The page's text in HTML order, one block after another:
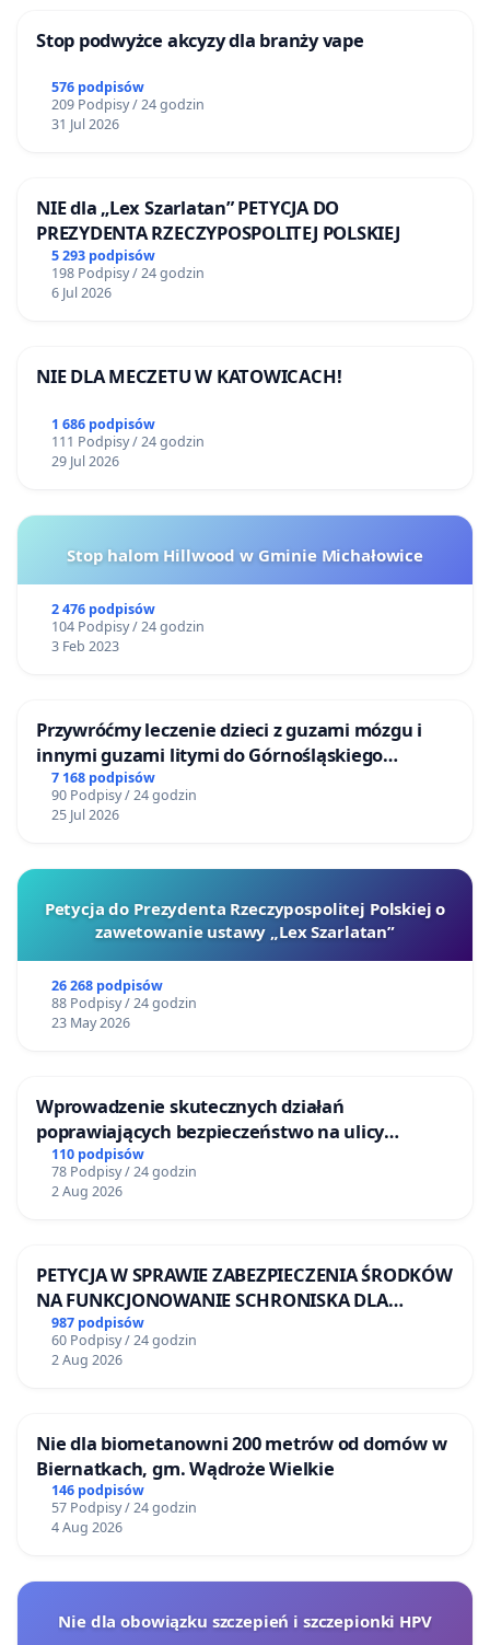
Stop podwyżce akcyzy dla branży vape
576 podpisów
209 Podpisy / 24 godzin
31 Jul 2026
NIE dla „Lex Szarlatan” PETYCJA DO
PREZYDENTA RZECZYPOSPOLITEJ POLSKIEJ
5 293 podpisów
198 Podpisy / 24 godzin
6 Jul 2026
NIE DLA MECZETU W KATOWICACH!
1 686 podpisów
111 Podpisy / 24 godzin
29 Jul 2026
Stop halom Hillwood w Gminie Michałowice
2 476 podpisów
104 Podpisy / 24 godzin
3 Feb 2023
Przywróćmy leczenie dzieci z guzami mózgu i
innymi guzami litymi do Górnośląskiego
Centrum Zdrowia Dziecka w Katowicach
7 168 podpisów
90 Podpisy / 24 godzin
25 Jul 2026
Petycja do Prezydenta Rzeczypospolitej Polskiej o
zawetowanie ustawy „Lex Szarlatan”
26 268 podpisów
88 Podpisy / 24 godzin
23 May 2026
Wprowadzenie skutecznych działań
poprawiających bezpieczeństwo na ulicy
Żeromskiego w Otwocku
110 podpisów
78 Podpisy / 24 godzin
2 Aug 2026
PETYCJA W SPRAWIE ZABEZPIECZENIA ŚRODKÓW
NA FUNKCJONOWANIE SCHRONISKA DLA
BEZDOMNYCH ZWIERZĄT W SKARYSZEWIE
987 podpisów
60 Podpisy / 24 godzin
2 Aug 2026
Nie dla biometanowni 200 metrów od domów w
Biernatkach, gm. Wądroże Wielkie
146 podpisów
57 Podpisy / 24 godzin
4 Aug 2026
Nie dla obowiązku szczepień i szczepionki HPV